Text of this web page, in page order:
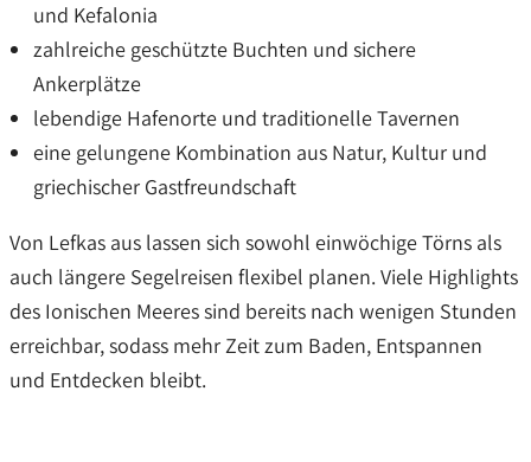
und Kefalonia
zahlreiche geschützte Buchten und sichere
Ankerplätze
lebendige Hafenorte und traditionelle Tavernen
eine gelungene Kombination aus Natur, Kultur und
griechischer Gastfreundschaft
Von Lefkas aus lassen sich sowohl einwöchige Törns als
auch längere Segelreisen flexibel planen. Viele Highlights
des Ionischen Meeres sind bereits nach wenigen Stunden
erreichbar, sodass mehr Zeit zum Baden, Entspannen
und Entdecken bleibt.